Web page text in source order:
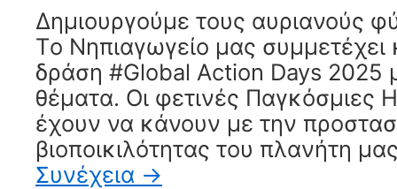
Σχολικό
Λαχανόκηπο
Δημιουργούμε τους αυριανούς
Tο Νηπιαγωγείο μας συμμετέχει
δράση #Global Action Days 2025
θέματα. Οι φετινές Παγκόσμιες
έχουν να κάνουν με την
βιοποικιλότητας του πλανήτη
Συνέχεια →